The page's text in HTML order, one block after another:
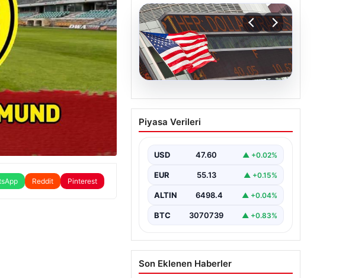
Reddit Pinterest
04.08.2026
FED faiz kararı ne zaman
açıklanacak? Nisan ayı
Piyasa Verileri
USD 47.60 ▲ +0.02%
EUR 55.13 ▲ +0.15%
ALTIN 6498.4 ▲ +0.04%
BTC 3070739 ▲ +0.83%
Son Eklenen Haberler